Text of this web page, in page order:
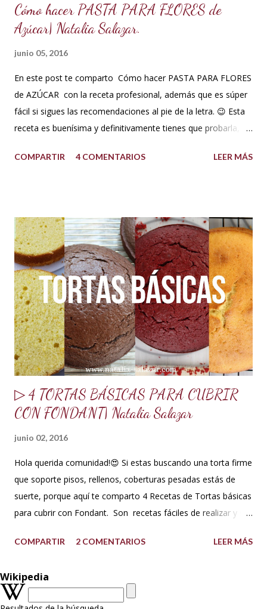
Cómo hacer PASTA PARA FLORES de
Azúcar| Natalia Salazar.
junio 05, 2016
En este post te comparto Cómo hacer PASTA PARA FLORES
de AZÚCAR con la receta profesional, además que es súper
fácil si sigues las recomendaciones al pie de la letra. 😉 Esta
receta es buenísima y definitivamente tienes que probarla,
súper fina y también soporta los climas más húmedos. Es
azúcar glass o impalpable 15 ml de CMC o Tylose 25 ml de
agua para hidratar la gelatina 1 sobrecito de gelatina sin
sabor o grenetina o 7 g. 10 g de merengue en polvo + 30 ml
de agua para hidratar. Nota: Si no se consigue se puede usar
1 clara de huevo pasteurizado, pero recomiendo mejor el
merengue en polvo, lo venden en tiendas de insumos
reposteros. 10 ml de glucosa o miel de maíz 15 ml de Crisco
o ma...
COMPARTIR 4 COMENTARIOS LEER MÁS
▷ 4 TORTAS BÁSICAS PARA CUBRIR
CON FONDANT| Natalia Salazar
junio 02, 2016
Hola querida comunidad!😍 Si estas buscando una torta firme
que soporte pisos, rellenos, coberturas pesadas estás de
suerte, porque aquí te comparto 4 Recetas de Tortas básicas
para cubrir con Fondant. Son recetas fáciles de realizar y su
comparto dos versiones de la torta de vainilla, la primera con
cobertura de Fondant, butteercream, ganache y el montaje
de varios pisos. A las tortas con base de mantequilla las
COMPARTIR 2 COMENTARIOS LEER MÁS
Wikipedia